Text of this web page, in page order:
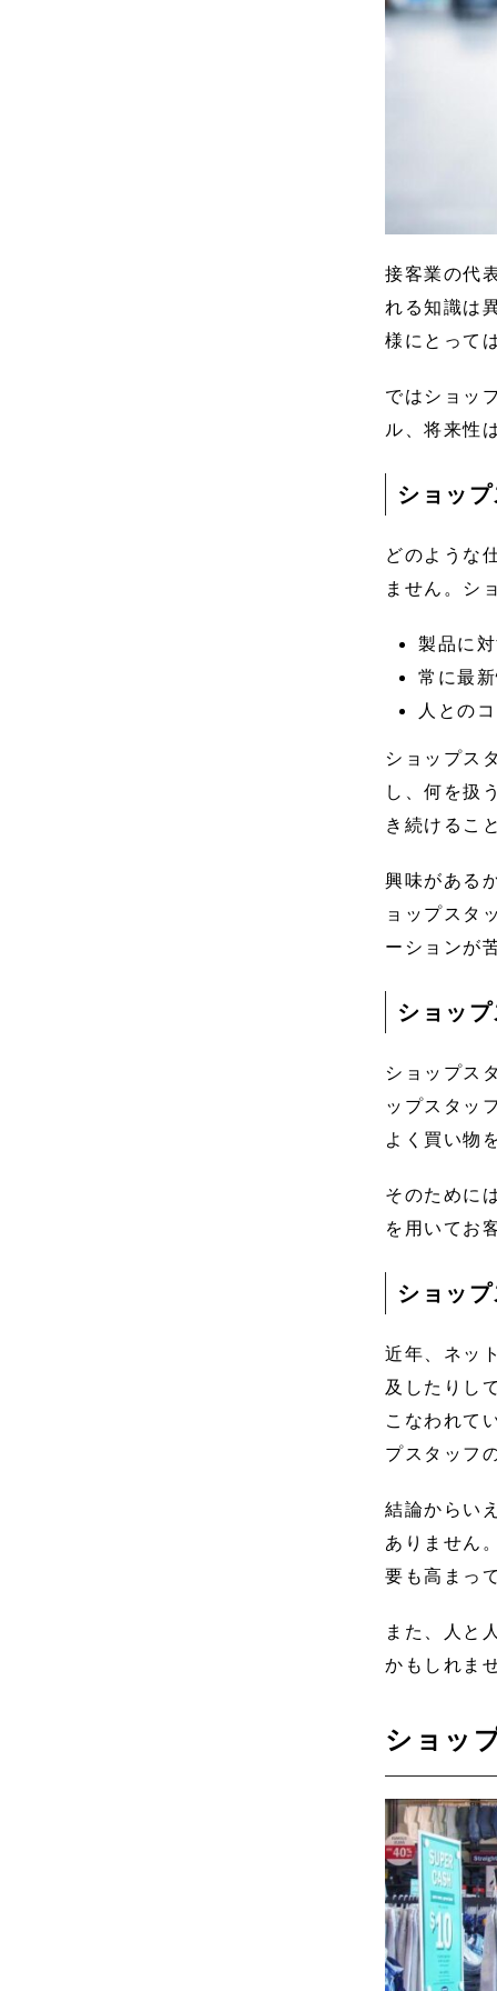
接客業の代
れる知識は
様にとって
ではショッ
ル、将来性
ショッ
どのような
ません。シ
製品に
常に最
人との
ショップス
し、何を扱
き続けるこ
興味がある
ョップスタ
ーションが
ショッ
ショップス
ップスタッ
よく買い物
そのために
を用いてお
ショッ
近年、ネッ
及したりし
こなわれて
プスタッフ
結論からい
ありません
要も高まっ
また、人と
かもしれま
ショッ